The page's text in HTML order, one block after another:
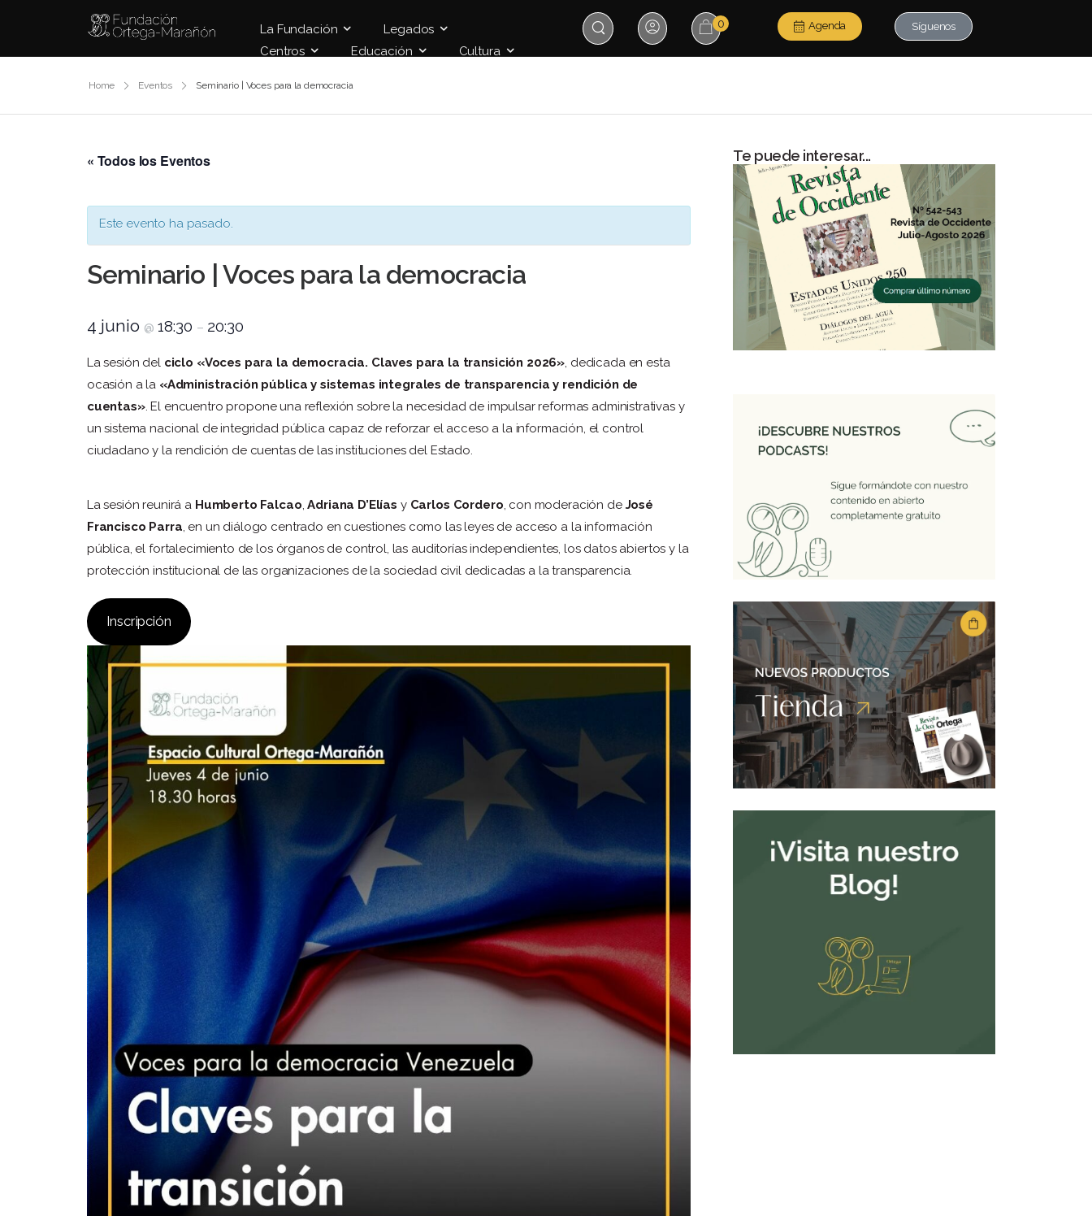
La Fundación
Legados
Centros
Educación Cultura
0 Agenda Síguenos
Home Eventos Seminario | Voces para la democracia
Te puede interesar...
« Todos los Eventos
Este evento ha pasado.
Seminario | Voces para la democracia
4 junio @ 18:30 – 20:30
La sesión del ciclo «Voces para la democracia. Claves para la transición 2026», dedicada en esta
ocasión a la «Administración pública y sistemas integrales de transparencia y rendición de
cuentas». El encuentro propone una reflexión sobre la necesidad de impulsar reformas administrativas y
un sistema nacional de integridad pública capaz de reforzar el acceso a la información, el control
ciudadano y la rendición de cuentas de las instituciones del Estado.
La sesión reunirá a Humberto Falcao,Adriana D’Elías y Carlos Cordero, con moderación de José
Francisco Parra, en un diálogo centrado en cuestiones como las leyes de acceso a la información
pública, el fortalecimiento de los órganos de control, las auditorías independientes, los datos abiertos y la
protección institucional de las organizaciones de la sociedad civil dedicadas a la transparencia.
Inscripción